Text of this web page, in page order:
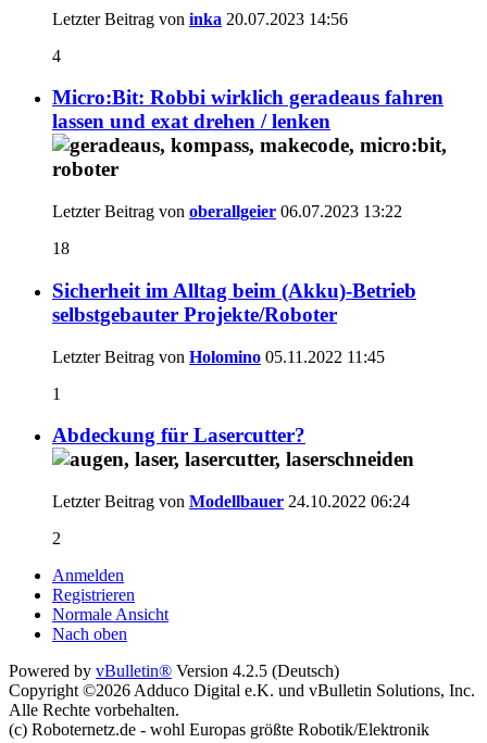
Letzter Beitrag von inka 20.07.2023 14:56
4
Micro:Bit: Robbi wirklich geradeaus fahren
lassen und exat drehen / lenken
Letzter Beitrag von oberallgeier 06.07.2023 13:22
18
Sicherheit im Alltag beim (Akku)-Betrieb
selbstgebauter Projekte/Roboter
Letzter Beitrag von Holomino 05.11.2022 11:45
1
Abdeckung für Lasercutter?
Letzter Beitrag von Modellbauer 24.10.2022 06:24
2
Anmelden
Registrieren
Normale Ansicht
Nach oben
Powered by vBulletin® Version 4.2.5 (Deutsch)
Copyright ©2026 Adduco Digital e.K. und vBulletin Solutions, Inc.
Alle Rechte vorbehalten.
(c) Roboternetz.de - wohl Europas größte Robotik/Elektronik